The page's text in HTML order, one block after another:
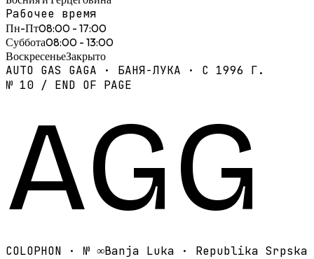
Рабочее время
Пн-Пт08:00 - 17:00
Суббота08:00 - 13:00
ВоскресеньеЗакрыто
AUTO GAS GAGA · БАНЯ-ЛУКА · С 1996 Г.
№ 10 / END OF PAGE
AGG
COLOPHON · № ∞Banja Luka · Republika Srpska